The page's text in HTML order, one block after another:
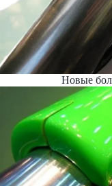
Новые